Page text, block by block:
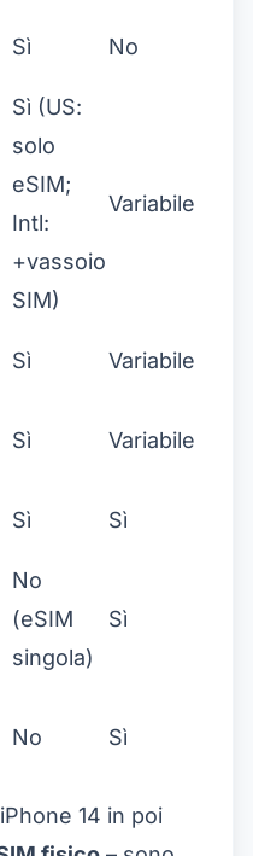
Sì No
Sì (US:
solo
eSIM;
Intl:
+vassoio
SIM)
Variabile
Sì Variabile
Sì Variabile
Sì Sì
No
(eSIM
singola)
Sì
No Sì
14 in poi